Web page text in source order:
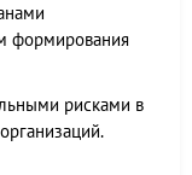
формирования
рисками в